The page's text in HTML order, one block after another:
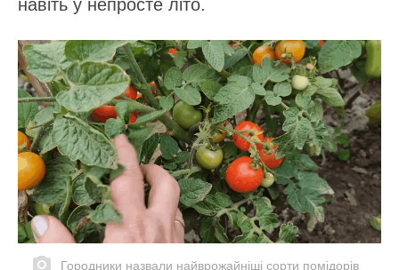
навіть у непросте літо.
Городники назвали найврожайніші сорти помідорів